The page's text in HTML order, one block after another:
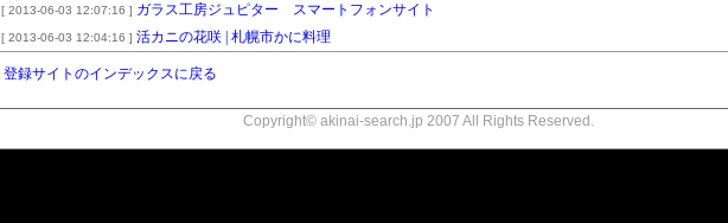
[ 2013-06-03 12:07:16 ] ガラス工房ジュピター スマートフォンサイト
[ 2013-06-03 12:04:16 ] 活カニの花咲 | 札幌市かに料理
登録サイトのインデックスに戻る
Copyright© akinai-search.jp 2007 All Rights Reserved.